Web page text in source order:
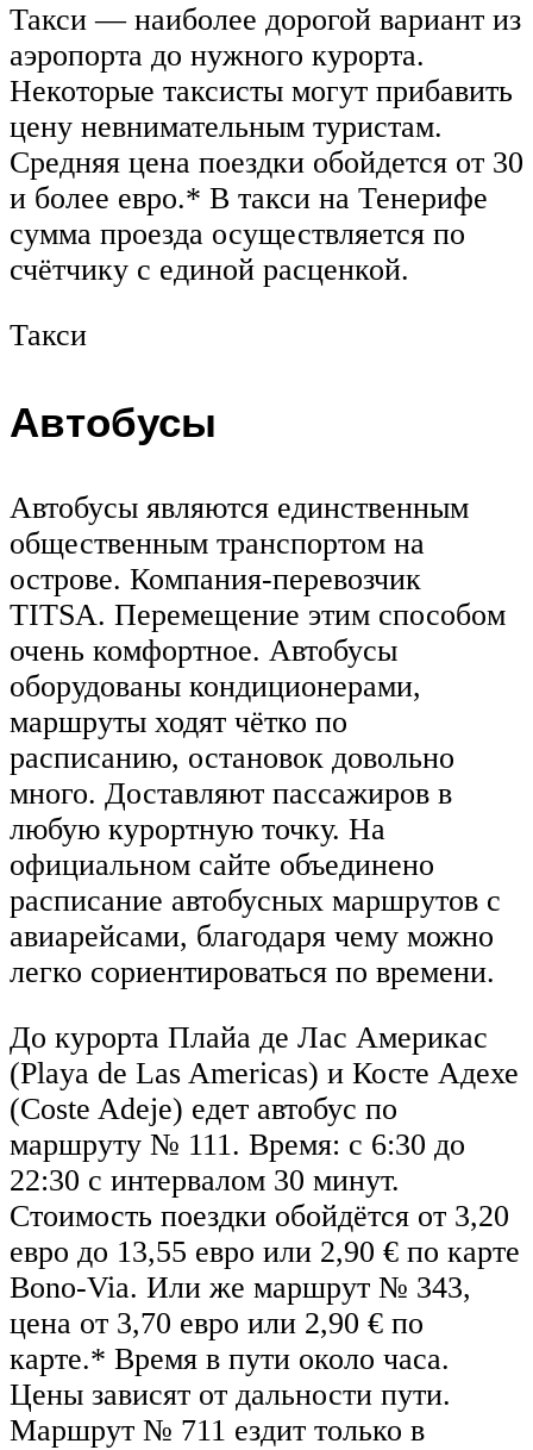
Такси — наиболее дорогой вариант из
аэропорта до нужного курорта.
Некоторые таксисты могут прибавить
цену невнимательным туристам.
Средняя цена поездки обойдется от 30
и более евро.* В такси на Тенерифе
сумма проезда осуществляется по
счётчику с единой расценкой.
Такси
Автобусы
Автобусы являются единственным
общественным транспортом на
острове. Компания-перевозчик
TITSA. Перемещение этим способом
очень комфортное. Автобусы
оборудованы кондиционерами,
маршруты ходят чётко по
расписанию, остановок довольно
много. Доставляют пассажиров в
любую курортную точку. На
официальном сайте объединено
расписание автобусных маршрутов с
авиарейсами, благодаря чему можно
легко сориентироваться по времени.
До курорта Плайа де Лас Америкас
(Playa de Las Americas) и Косте Адехе
(Coste Adeje) едет автобус по
маршруту № 111. Время: с 6:30 до
22:30 с интервалом 30 минут.
Стоимость поездки обойдётся от 3,20
евро до 13,55 евро или 2,90 € по карте
Bono-Via. Или же маршрут № 343,
цена от 3,70 евро или 2,90 € по
карте.* Время в пути около часа.
Цены зависят от дальности пути.
Маршрут № 711 ездит только в